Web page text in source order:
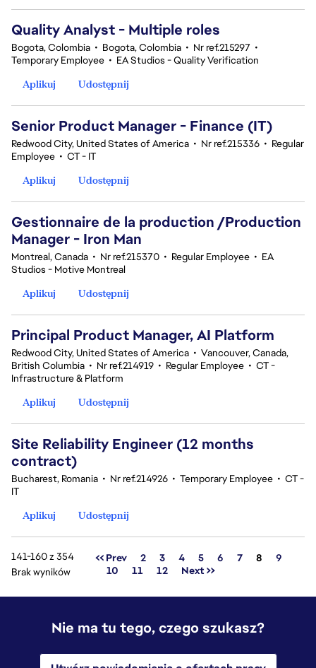
Quality Analyst - Multiple roles
Bogota, Colombia • Bogota, Colombia • Nr ref.215297 •
Temporary Employee • EA Studios - Quality Verification
Aplikuj
Udostępnij
Senior Product Manager - Finance (IT)
Redwood City, United States of America • Nr ref.215336 • Regular
Employee • CT - IT
Aplikuj
Udostępnij
Gestionnaire de la production /Production
Manager - Iron Man
Montreal, Canada • Nr ref.215370 • Regular Employee • EA
Studios - Motive Montreal
Aplikuj
Udostępnij
Principal Product Manager, AI Platform
Redwood City, United States of America • Vancouver, Canada,
British Columbia • Nr ref.214919 • Regular Employee • CT -
Infrastructure & Platform
Aplikuj
Udostępnij
Site Reliability Engineer (12 months
contract)
Bucharest, Romania • Nr ref.214926 • Temporary Employee • CT -
IT
Aplikuj
Udostępnij
141-160 z 354
Brak wyników
<< Prev 2 3 4 5 6 7 Strona
8
9
10
11 12 Next >>
Nie ma tu tego, czego szukasz?